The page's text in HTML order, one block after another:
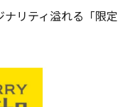
リティ溢れる「限定